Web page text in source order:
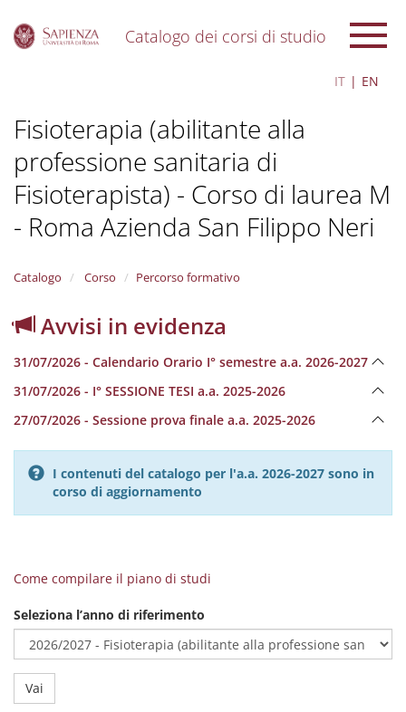
Catalogo dei corsi di studio
IT EN
Fisioterapia (abilitante alla
professione sanitaria di
Fisioterapista) - Corso di laurea M
- Roma Azienda San Filippo Neri
Catalogo Corso Percorso formativo
Avvisi in evidenza
31/07/2026 - Calendario Orario I° semestre a.a. 2026-2027
31/07/2026 - I° SESSIONE TESI a.a. 2025-2026
27/07/2026 - Sessione prova finale a.a. 2025-2026
I contenuti del catalogo per l'a.a. 2026-2027 sono in
corso di aggiornamento
Come compilare il piano di studi
Seleziona l’anno di riferimento
Vai